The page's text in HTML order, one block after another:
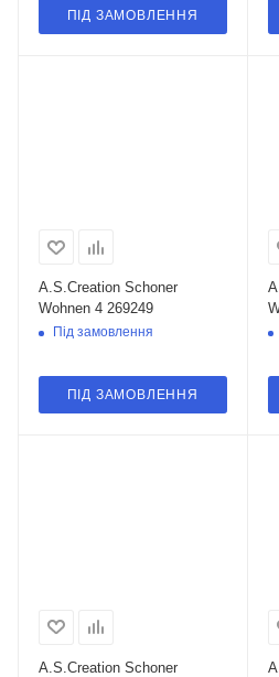
ПІД ЗАМОВЛЕННЯ
A.S.Creation Schoner
Wohnen 4 269249
Під замовлення
ПІД ЗАМОВЛЕННЯ
A.S.Creation Schoner